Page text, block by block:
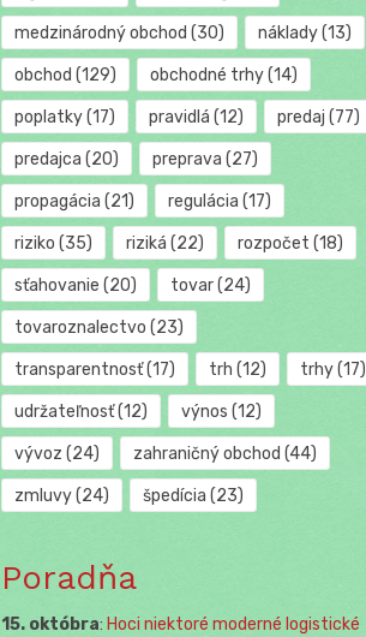
medzinárodný obchod (30) náklady(13)
obchod (129) obchodné trhy(14)
poplatky(17) pravidlá (12) predaj (77)
predajca (20) preprava (27)
propagácia (21) regulácia (17)
riziko (35) riziká (22) rozpočet (18)
sťahovanie (20) tovar(24)
tovaroznalectvo (23)
transparentnosť(17) trh (12) trhy(17)
udržateľnosť(12) výnos (12)
vývoz (24) zahraničný obchod (44)
zmluvy(24) špedícia (23)
Poradňa
15. októbra: Hoci niektoré moderné logistické